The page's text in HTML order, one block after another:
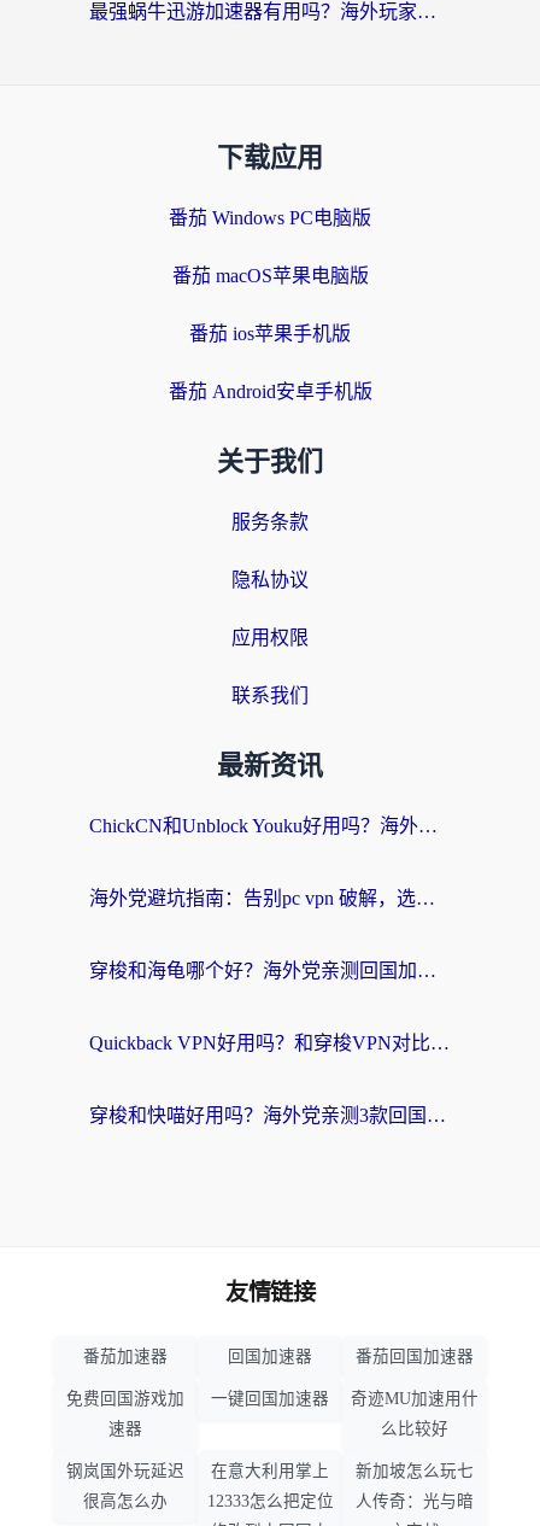
最强蜗牛迅游加速器有用吗？海外玩家国服游戏加速避坑指南（附德国玩忍者必须死3流星蝴蝶剑解决办法）
下载应用
番茄 Windows PC电脑版
番茄 macOS苹果电脑版
番茄 ios苹果手机版
番茄 Android安卓手机版
关于我们
服务条款
隐私协议
应用权限
联系我们
最新资讯
ChickCN和Unblock Youku好用吗？海外党亲测3款回国加速器，附iOS免费选择指南
海外党避坑指南：告别pc vpn 破解，选对回国加速器轻松访问国内资源
穿梭和海龟哪个好？海外党亲测回国加速器，附电脑免费VPN推荐
Quickback VPN好用吗？和穿梭VPN对比哪个回国效果更好？海外党必看的真实测评与选择指南
穿梭和快喵好用吗？海外党亲测3款回国加速器，附日本回国VPN避坑指南
友情链接
番茄加速器 回国加速器 番茄回国加速器
免费回国游戏加
速器
一键回国加速器
奇迹MU加速用什
么比较好
钢岚国外玩延迟
很高怎么办
在意大利用掌上
12333怎么把定位
新加坡怎么玩七
人传奇：光与暗